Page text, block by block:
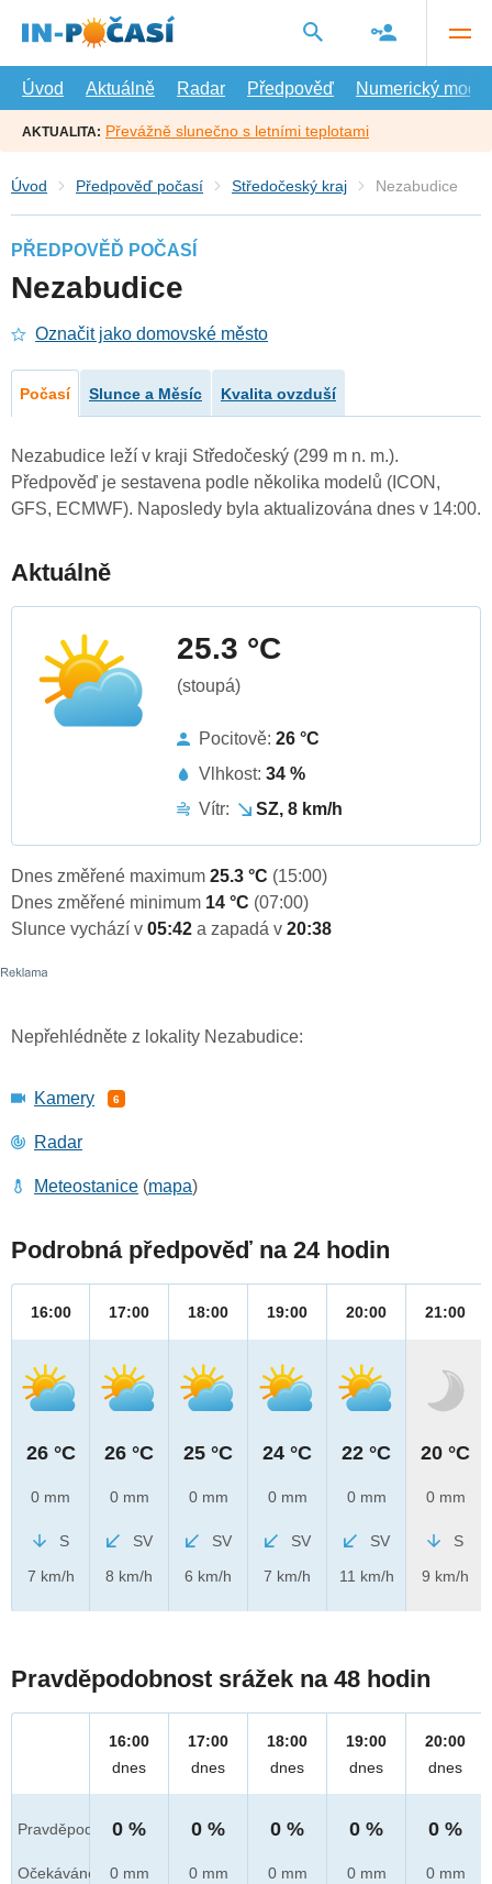
hlavní
Úvod
Aktuálně Radar Předpověď Numerický model
AKTUALITA: Převážně slunečno s letními teplotami
Úvod Předpověď počasí Středočeský kraj Nezabudice
PŘEDPOVĚĎ POČASÍ
Nezabudice
Označit jako domovské město
Počasí Slunce a Měsíc Kvalita ovzduší
Nezabudice leží v kraji Středočeský (299 m n. m.).
Předpověď je sestavena podle několika modelů (ICON,
GFS, ECMWF). Naposledy byla aktualizována dnes v 14:00.
Aktuálně
25.3 °C
(stoupá)
Pocitově: 26 °C
Vlhkost: 34 %
Vítr:
SZ, 8 km/h
Dnes změřené maximum 25.3 °C (15:00)
Dnes změřené minimum 14 °C (07:00)
Slunce vychází v 05:42 a zapadá v 20:38
Nepřehlédněte z lokality Nezabudice:
Kamery 6
Radar
Meteostanice (mapa)
Podrobná předpověď na 24 hodin
16:00
26 °C
0 mm
S
7 km/h
17:00
26 °C
0 mm
SV
8 km/h
18:00
25 °C
0 mm
SV
6 km/h
19:00
24 °C
0 mm
SV
7 km/h
20:00
22 °C
0 mm
SV
11 km/h
21:00
20 °C
0 mm
S
9 km/h
Pravděpodobnost srážek na 48 hodin
Pravděpod.
Očekáváno
16:00
dnes
0 %
0 mm
17:00
dnes
0 %
0 mm
18:00
dnes
0 %
0 mm
19:00
dnes
0 %
0 mm
20:00
dnes
0 %
0 mm